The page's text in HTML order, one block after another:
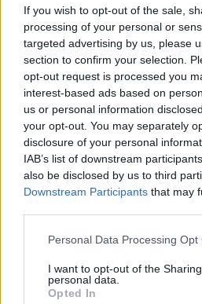
If you wish to opt-out of the sale,
processing of your personal or
targeted advertising by us, please
section to confirm your selection.
opt-out request is processed you
interest-based ads based on
us or personal information
your opt-out. You may separately
disclosure of your personal
IAB’s list of downstream
also be disclosed by us to third
Downstream Participants that may
Please note that this website/app
not limited to your visit or usage
grant or deny consent to Google
Personal Data Processing Opt
I want to opt-out of the
personal data.
Opted In
DodajTabletowojako
Google
Nasze artykuły będą częściej
Udostępnij Udostępnij
Albert Żurek